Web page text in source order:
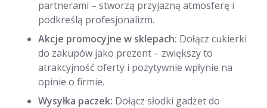
partnerami – stworzą przyjazną atmosferę i
podkreślą profesjonalizm.
Akcje promocyjne w sklepach: Dołącz cukierki
do zakupów jako prezent – zwiększy to
atrakcyjność oferty i pozytywnie wpłynie na
opinie o firmie.
Wysyłka paczek: Dołącz słodki gadżet do